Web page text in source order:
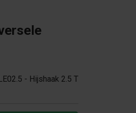
- Hijshaak 2.5 T